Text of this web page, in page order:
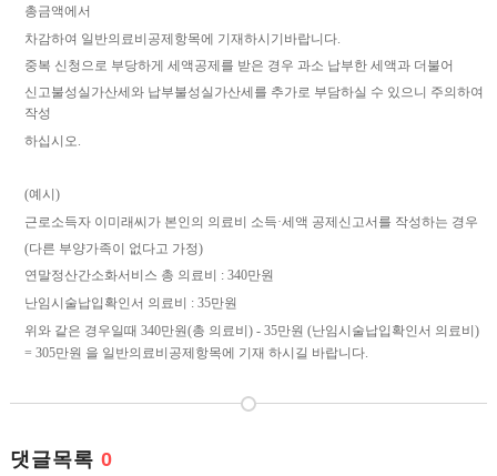
총금액에서
차감하여 일반의료비공제항목에 기재하시기바랍니다.
중복 신청으로 부당하게 세액공제를 받은 경우 과소 납부한 세액과 더불어
신고불성실가산세와 납부불성실가산세를 추가로 부담하실 수 있으니 주의하여
작성
하십시오
(예시)
근로소득자 이미래씨가 본인의 의료비 소득·세액 공제신고서를 작성하는 경우
(다른 부양가족이 없다고 가정)
연말정산간소화서비스 총 의료비 : 340만원
난임시술납입확인서 의료비 : 35만원
위와 같은 경우일때340만원(총 의료비) - 35만원(난임시술납입확인서 의료비)
= 305만원 을 일반의료비공제항목에 기재 하시길 바랍니다.
댓글목록0